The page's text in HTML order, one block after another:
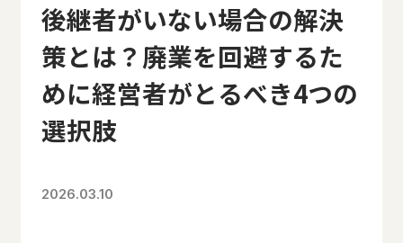
後継者がいない場合の解決
策とは？廃業を回避するた
めに経営者がとるべき4つの
選択肢
2026.03.10